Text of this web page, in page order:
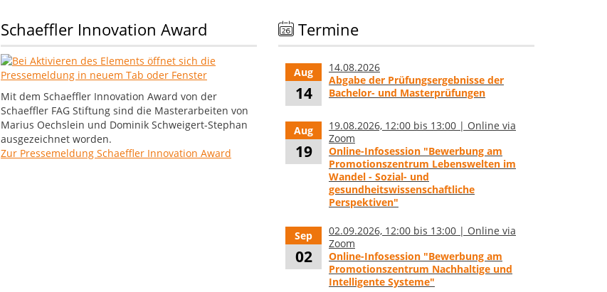
Schaeffler Innovation Award
Mit dem Schaeffler Innovation Award von der
Schaeffler FAG Stiftung sind die Masterarbeiten von
Marius Oechslein und Dominik Schweigert-Stephan
ausgezeichnet worden.
Zur Pressemeldung Schaeffler Innovation Award
Termine
Aug
14
14.08.2026
Abgabe der Prüfungsergebnisse der
Bachelor- und Masterprüfungen
Aug
19
19.08.2026, 12:00 bis 13:00 | Online via
Zoom
Online-Infosession "Bewerbung am
Promotionszentrum Lebenswelten im
Wandel - Sozial- und
gesundheitswissenschaftliche
Perspektiven"
Sep
02
02.09.2026, 12:00 bis 13:00 | Online via
Zoom
Online-Infosession "Bewerbung am
Promotionszentrum Nachhaltige und
Intelligente Systeme"